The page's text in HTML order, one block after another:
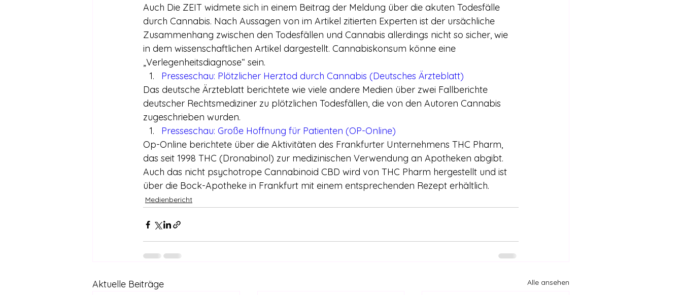
Auch Die ZEIT widmete sich in einem Beitrag der Meldung über die akuten Todesfälle
durch Cannabis. Nach Aussagen von im Artikel zitierten Experten ist der ursächliche
Zusammenhang zwischen den Todesfällen und Cannabis allerdings nicht so sicher, wie
in dem wissenschaftlichen Artikel dargestellt. Cannabiskonsum könne eine
„Verlegenheitsdiagnose“ sein.
Presseschau: Plötzlicher Herztod durch Cannabis (Deutsches Ärzteblatt)
Das deutsche Ärzteblatt berichtete wie viele andere Medien über zwei Fallberichte
deutscher Rechtsmediziner zu plötzlichen Todesfällen, die von den Autoren Cannabis
zugeschrieben wurden.
Presseschau: Große Hoffnung für Patienten (OP-Online)
Op-Online berichtete über die Aktivitäten des Frankfurter Unternehmens THC Pharm,
das seit 1998 THC (Dronabinol) zur medizinischen Verwendung an Apotheken abgibt.
Auch das nicht psychotrope Cannabinoid CBD wird von THC Pharm hergestellt und ist
über die Bock-Apotheke in Frankfurt mit einem entsprechenden Rezept erhältlich.
Medienbericht
Aktuelle Beiträge Alle ansehen